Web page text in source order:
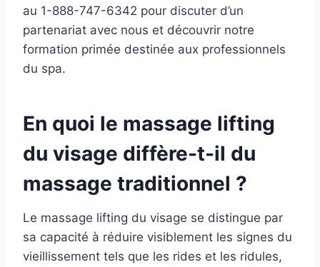
au 1-888-747-6342 pour discuter d’un
partenariat avec nous et découvrir notre
formation primée destinée aux professionnels
du spa.
En quoi le massage lifting
du visage diffère-t-il du
massage traditionnel ?
Le massage lifting du visage se distingue par
sa capacité à réduire visiblement les signes du
vieillissement tels que les rides et les ridules,